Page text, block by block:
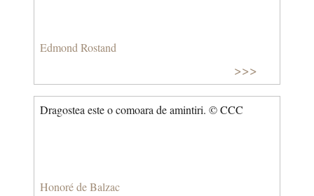
Edmond Rostand
>>>
Dragostea este o comoara de amintiri. © CCC
Honoré de Balzac